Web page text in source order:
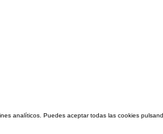
analíticos. Puedes aceptar todas las cookies